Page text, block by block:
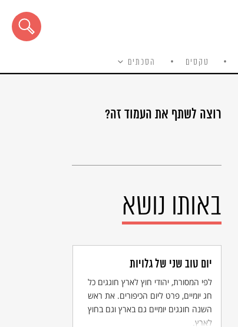
טקסים הסכתים
רוצה לשתף את העמוד זה?
באותו נושא
יום טוב שני של גלויות
לפי המסורת, יהודי חוץ לארץ חוגגים כל
חג יומיים, פרט ליום הכיפורים. את ראש
השנה חוגגים יומיים גם בארץ וגם בחוץ
לארץ.